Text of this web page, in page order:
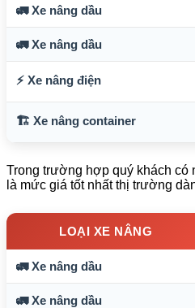
🚛 Xe nâng dầu
🚛 Xe nâng dầu
⚡ Xe nâng điện
🏗️ Xe nâng container
Trong trường hợp quý khách có
là mức giá tốt nhất thị trường
LOẠI XE NÂNG
🚛 Xe nâng dầu
🚛 Xe nâng dầu